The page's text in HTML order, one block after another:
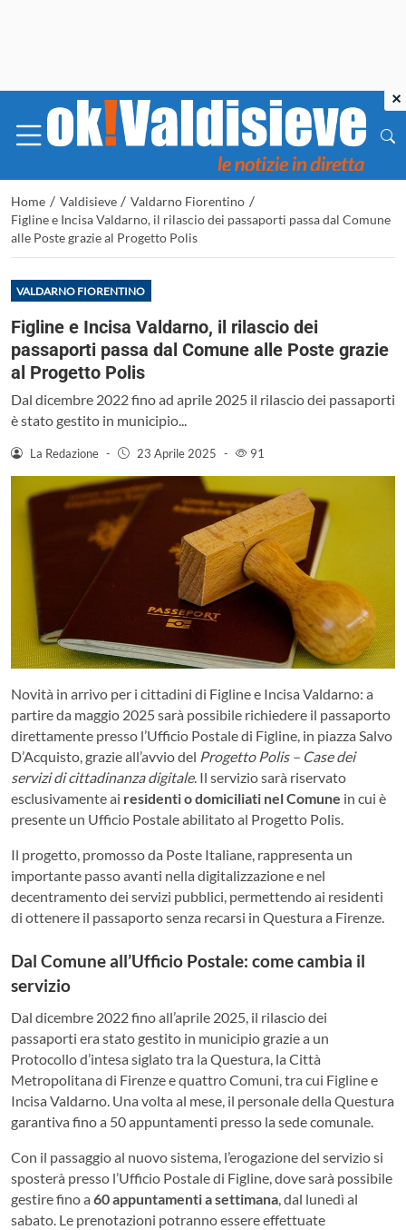
Home / Valdisieve / Valdarno Fiorentino /
Figline e Incisa Valdarno, il rilascio dei passaporti passa dal Comune
alle Poste grazie al Progetto Polis
VALDARNO FIORENTINO
Figline e Incisa Valdarno, il rilascio dei
passaporti passa dal Comune alle Poste grazie
al Progetto Polis
Dal dicembre 2022 fino ad aprile 2025 il rilascio dei passaporti
è stato gestito in municipio...
La Redazione - 23 Aprile 2025 - 91
Novità in arrivo per i cittadini di Figline e Incisa Valdarno: a
partire da maggio 2025 sarà possibile richiedere il passaporto
direttamente presso l’Ufficio Postale di Figline, in piazza Salvo
D’Acquisto, grazie all’avvio del Progetto Polis – Case dei
servizi di cittadinanza digitale. Il servizio sarà riservato
esclusivamente ai residenti o domiciliati nel Comune in cui è
presente un Ufficio Postale abilitato al Progetto Polis.
Il progetto, promosso da Poste Italiane, rappresenta un
importante passo avanti nella digitalizzazione e nel
decentramento dei servizi pubblici, permettendo ai residenti
di ottenere il passaporto senza recarsi in Questura a Firenze.
Dal Comune all’Ufficio Postale: come cambia il
servizio
Dal dicembre 2022 fino all’aprile 2025, il rilascio dei
passaporti era stato gestito in municipio grazie a un
Protocollo d’intesa siglato tra la Questura, la Città
Metropolitana di Firenze e quattro Comuni, tra cui Figline e
Incisa Valdarno. Una volta al mese, il personale della Questura
garantiva fino a 50 appuntamenti presso la sede comunale.
Con il passaggio al nuovo sistema, l’erogazione del servizio si
sposterà presso l’Ufficio Postale di Figline, dove sarà possibile
gestire fino a 60 appuntamenti a settimana, dal lunedì al
sabato. Le prenotazioni potranno essere effettuate
×